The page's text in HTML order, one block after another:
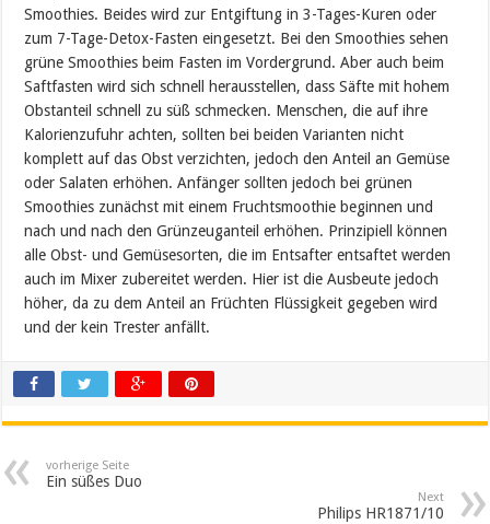
Smoothies. Beides wird zur Entgiftung in 3-Tages-Kuren oder
zum 7-Tage-Detox-Fasten eingesetzt. Bei den Smoothies sehen
grüne Smoothies beim Fasten im Vordergrund. Aber auch beim
Saftfasten wird sich schnell herausstellen, dass Säfte mit hohem
Obstanteil schnell zu süß schmecken. Menschen, die auf ihre
Kalorienzufuhr achten, sollten bei beiden Varianten nicht
komplett auf das Obst verzichten, jedoch den Anteil an Gemüse
oder Salaten erhöhen. Anfänger sollten jedoch bei grünen
Smoothies zunächst mit einem Fruchtsmoothie beginnen und
nach und nach den Grünzeuganteil erhöhen. Prinzipiell können
alle Obst- und Gemüsesorten, die im Entsafter entsaftet werden
auch im Mixer zubereitet werden. Hier ist die Ausbeute jedoch
höher, da zu dem Anteil an Früchten Flüssigkeit gegeben wird
und der kein Trester anfällt.
vorherige Seite
Ein süßes Duo
Next
Philips HR1871/10